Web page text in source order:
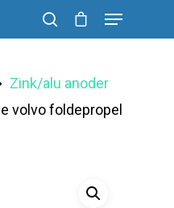
Zink/alu anoder
volvo foldepropel